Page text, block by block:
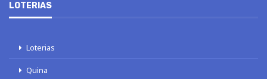
LOTERIAS
Loterias
Quina